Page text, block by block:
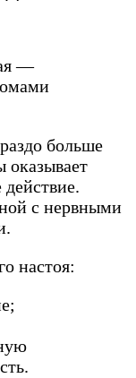
—
больше
оказывает
с нервными
настоя: